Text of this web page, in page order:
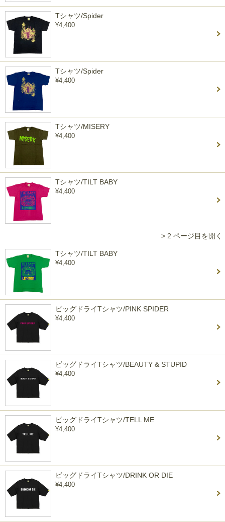
Tシャツ/Spider
¥4,400
Tシャツ/Spider
¥4,400
Tシャツ/MISERY
¥4,400
Tシャツ/TILT BABY
¥4,400
> 2 ページ目を開く
Tシャツ/TILT BABY
¥4,400
ビッグドライTシャツ/PINK SPIDER
¥4,400
ビッグドライTシャツ/BEAUTY & STUPID
¥4,400
ビッグドライTシャツ/TELL ME
¥4,400
ビッグドライTシャツ/DRINK OR DIE
¥4,400